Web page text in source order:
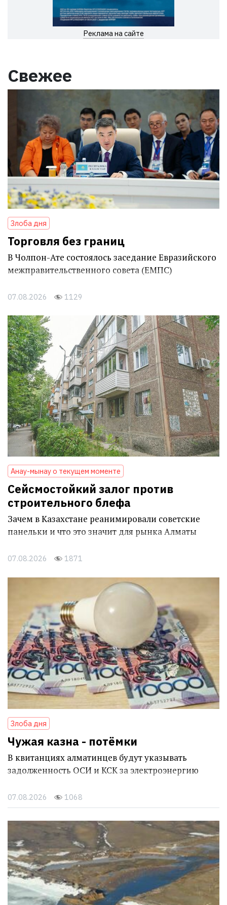
Реклама на сайте
Свежее
Злоба дня
Торговля без границ
В Чолпон-Ате состоялось заседание Евразийского
межправительственного совета (ЕМПС)
07.08.2026 1129
Анау-мынау о текущем моменте
Сейсмостойкий залог против
строительного блефа
Зачем в Казахстане реанимировали советские
панельки и что это значит для рынка Алматы
07.08.2026 1871
Злоба дня
Чужая казна - потёмки
В квитанциях алматинцев будут указывать
задолженность ОСИ и КСК за электроэнергию
07.08.2026 1068